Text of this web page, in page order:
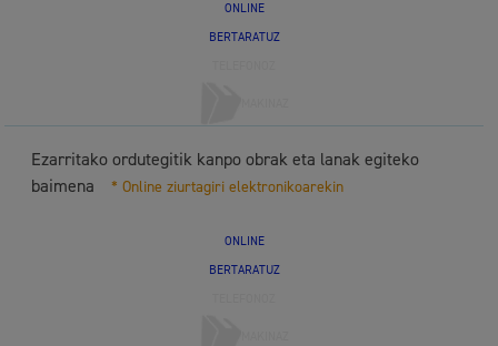
ONLINE
BERTARATUZ
Ezarritako ordutegitik kanpo obrak eta lanak egiteko
baimena
* Online ziurtagiri elektronikoarekin
ONLINE
BERTARATUZ